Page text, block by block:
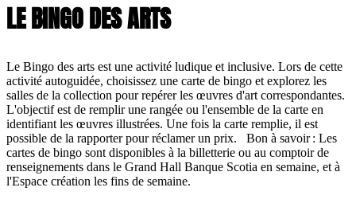
LE BINGO DES ARTS
Le Bingo des arts est une activité ludique et inclusive. Lors de cette
activité autoguidée, choisissez une carte de bingo et explorez les
salles de la collection pour repérer les œuvres d'art correspondantes.
L'objectif est de remplir une rangée ou l'ensemble de la carte en
identifiant les œuvres illustrées. Une fois la carte remplie, il est
possible de la rapporter pour réclamer un prix. Bon à savoir : Les
cartes de bingo sont disponibles à la billetterie ou au comptoir de
renseignements dans le Grand Hall Banque Scotia en semaine, et à
l'Espace création les fins de semaine.